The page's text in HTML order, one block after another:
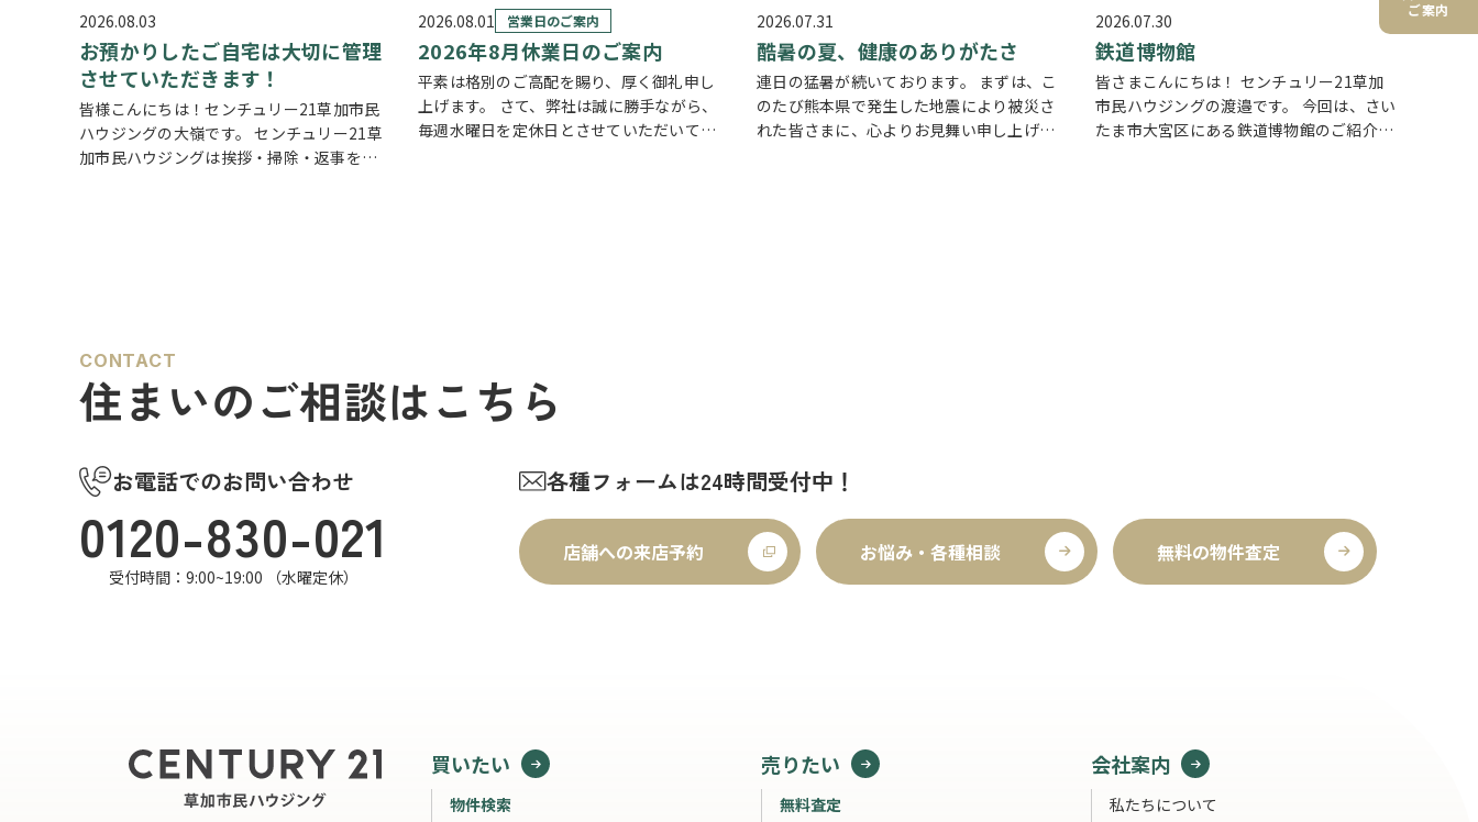
2026.08.03
お預かりしたご自宅は大切に管理
させていただきます！
皆様こんにちは！センチュリー21草加市民
ハウジングの大嶺です。 センチュリー21草
加市民ハウジングは挨拶・掃除・返事を大
2026.08.01 営業日のご案内
2026年8月休業日のご案内
平素は格別のご高配を賜り、厚く御礼申し
上げます。 さて、弊社は誠に勝手ながら、
毎週水曜日を定休日とさせていただいてお
2026.07.31
酷暑の夏、健康のありがたさ
連日の猛暑が続いております。 まずは、こ
のたび熊本県で発生した地震により被災さ
れた皆さまに、心よりお見舞い申し上げま
2026.07.30
鉄道博物館
皆さまこんにちは！ センチュリー21草加
市民ハウジングの渡邉です。 今回は、さい
たま市大宮区にある鉄道博物館のご紹介で
CONTACT
住まいのご相談はこちら
お電話でのお問い合わせ
0120-830-021
受付時間：9:00~19:00 （水曜定休）
各種フォームは24時間受付中！
店舗への来店予約 お悩み・各種相談 無料の物件査定
買いたい
物件検索
売りたい
無料査定
会社案内
私たちについて
ご案内